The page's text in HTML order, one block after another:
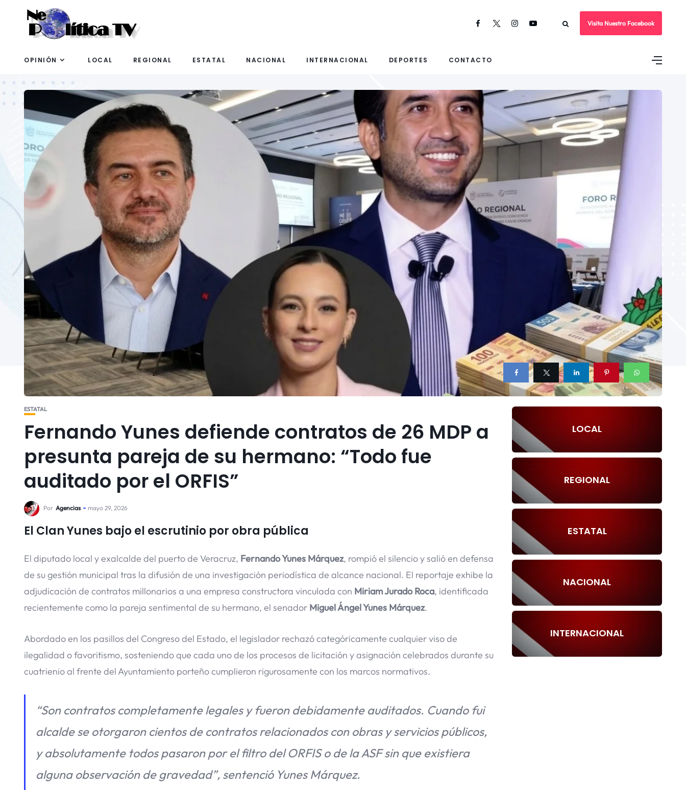
Visita Nuestro Facebook
OPINIÓN LOCAL REGIONAL ESTATAL NACIONAL INTERNACIONAL DEPORTES CONTACTO
ESTATAL
Fernando Yunes defiende contratos de 26 MDP a
presunta pareja de su hermano: “Todo fue
auditado por el ORFIS”
Por Agencias mayo 29, 2026
El Clan Yunes bajo el escrutinio por obra pública
El diputado local y exalcalde del puerto de Veracruz, Fernando Yunes Márquez, rompió el silencio y salió en defensa
de su gestión municipal tras la difusión de una investigación periodística de alcance nacional. El reportaje exhibe la
adjudicación de contratos millonarios a una empresa constructora vinculada con Miriam Jurado Roca, identificada
recientemente como la pareja sentimental de su hermano, el senador Miguel Ángel Yunes Márquez.
Abordado en los pasillos del Congreso del Estado, el legislador rechazó categóricamente cualquier viso de
ilegalidad o favoritismo, sosteniendo que cada uno de los procesos de licitación y asignación celebrados durante su
cuatrienio al frente del Ayuntamiento porteño cumplieron rigurosamente con los marcos normativos.
“Son contratos completamente legales y fueron debidamente auditados. Cuando fui
alcalde se otorgaron cientos de contratos relacionados con obras y servicios públicos,
y absolutamente todos pasaron por el filtro del ORFIS o de la ASF sin que existiera
alguna observación de gravedad”, sentenció Yunes Márquez.
LOCAL
REGIONAL
ESTATAL
NACIONAL
INTERNACIONAL